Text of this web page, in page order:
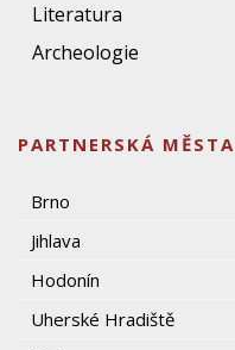
Literatura
Archeologie
PARTNERSKÁ MĚSTA
Brno
Jihlava
Hodonín
Uherské Hradiště